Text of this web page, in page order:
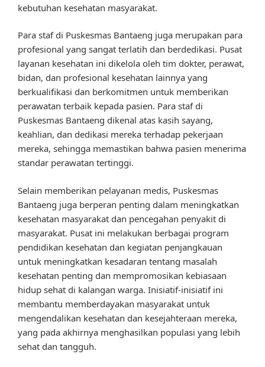
kebutuhan kesehatan masyarakat.
Para staf di Puskesmas Bantaeng juga merupakan para
profesional yang sangat terlatih dan berdedikasi. Pusat
layanan kesehatan ini dikelola oleh tim dokter, perawat,
bidan, dan profesional kesehatan lainnya yang
berkualifikasi dan berkomitmen untuk memberikan
perawatan terbaik kepada pasien. Para staf di
Puskesmas Bantaeng dikenal atas kasih sayang,
keahlian, dan dedikasi mereka terhadap pekerjaan
mereka, sehingga memastikan bahwa pasien menerima
standar perawatan tertinggi.
Selain memberikan pelayanan medis, Puskesmas
Bantaeng juga berperan penting dalam meningkatkan
kesehatan masyarakat dan pencegahan penyakit di
masyarakat. Pusat ini melakukan berbagai program
pendidikan kesehatan dan kegiatan penjangkauan
untuk meningkatkan kesadaran tentang masalah
kesehatan penting dan mempromosikan kebiasaan
hidup sehat di kalangan warga. Inisiatif-inisiatif ini
membantu memberdayakan masyarakat untuk
mengendalikan kesehatan dan kesejahteraan mereka,
yang pada akhirnya menghasilkan populasi yang lebih
sehat dan tangguh.